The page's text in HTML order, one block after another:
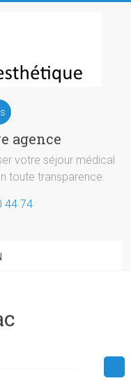
agence
votre séjour médical
toute transparence.
44 74